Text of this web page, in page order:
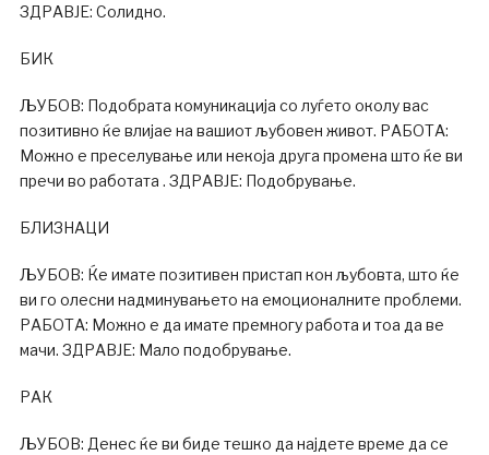
ЗДРАВЈЕ: Солидно.
БИК
ЉУБОВ: Подобрата комуникација со луѓето околу вас
позитивно ќе влијае на вашиот љубовен живот. РАБОТА:
Можно е преселување или некоја друга промена што ќе ви
пречи во работата . ЗДРАВЈЕ: Подобрување.
БЛИЗНАЦИ
ЉУБОВ: Ќе имате позитивен пристап кон љубовта, што ќе
ви го олесни надминувањето на емоционалните проблеми.
РАБОТА: Можно е да имате премногу работа и тоа да ве
мачи. ЗДРАВЈЕ: Мало подобрување.
РАК
ЉУБОВ: Денес ќе ви биде тешко да најдете време да се